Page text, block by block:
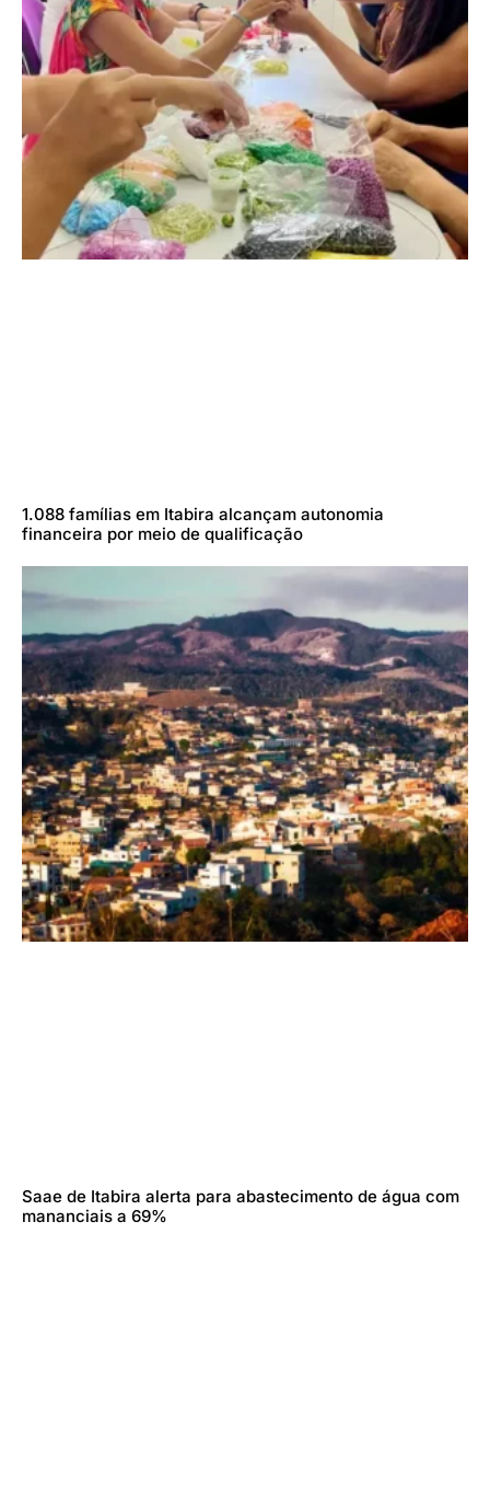
1.088 famílias em Itabira alcançam autonomia
financeira por meio de qualificação
Saae de Itabira alerta para abastecimento de água com
mananciais a 69%